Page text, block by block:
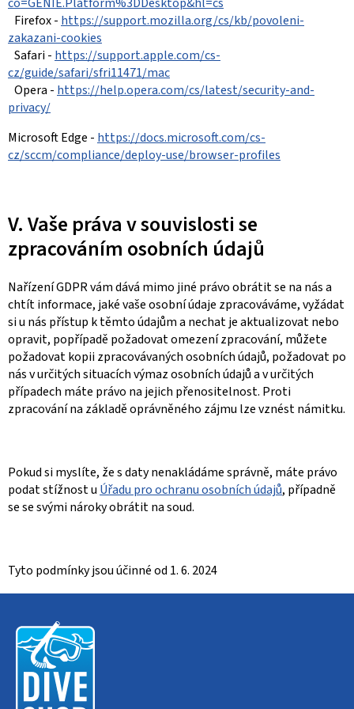
Firefox - https://support.mozilla.org/cs/kb/povoleni-
zakazani-cookies
Safari - https://support.apple.com/cs-
cz/guide/safari/sfri11471/mac
Opera - https://help.opera.com/cs/latest/security-and-
privacy/
Microsoft Edge - https://docs.microsoft.com/cs-
cz/sccm/compliance/deploy-use/browser-profiles
V. Vaše práva v souvislosti se
zpracováním osobních údajů
Nařízení GDPR vám dává mimo jiné právo obrátit se na nás a
chtít informace, jaké vaše osobní údaje zpracováváme, vyžádat
si u nás přístup k těmto údajům a nechat je aktualizovat nebo
opravit, popřípadě požadovat omezení zpracování, můžete
požadovat kopii zpracovávaných osobních údajů, požadovat po
nás v určitých situacích výmaz osobních údajů a v určitých
případech máte právo na jejich přenositelnost. Proti
zpracování na základě oprávněného zájmu lze vznést námitku.
Pokud si myslíte, že s daty nenakládáme správně, máte právo
podat stížnost u Úřadu pro ochranu osobních údajů, případně
se se svými nároky obrátit na soud.
Tyto podmínky jsou účinné od 1. 6. 2024